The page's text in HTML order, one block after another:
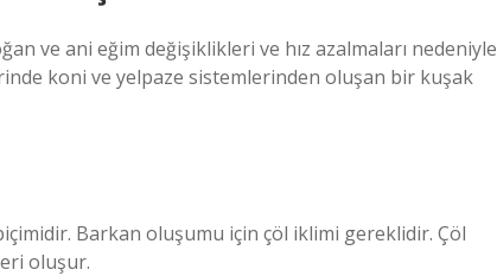
ve ani eğim değişiklikleri ve hız azalmaları nedeniyle
koni ve yelpaze sistemlerinden oluşan bir kuşak
Barkan oluşumu için çöl iklimi gereklidir. Çöl
oluşur.